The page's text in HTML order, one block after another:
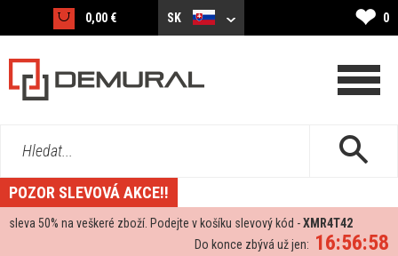
0,00 € SK ❤ 0
Hledat...
POZOR SLEVOVÁ AKCE!!
sleva 50% na veškeré zboží. Podejte v košíku slevový kód -XMR4T42
16:56:57
Do konce zbývá už jen: